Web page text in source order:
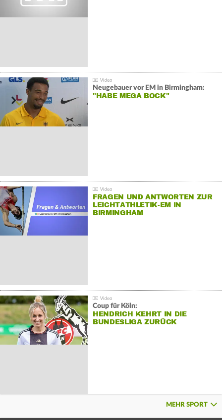
Neugebauer vor EM in Birmingham:
"HABE MEGA BOCK"
FRAGEN UND ANTWORTEN ZUR
LEICHTATHLETIK-EM IN
BIRMINGHAM
Coup für Köln:
HENDRICH KEHRT IN DIE
BUNDESLIGA ZURÜCK
MEHR SPORT